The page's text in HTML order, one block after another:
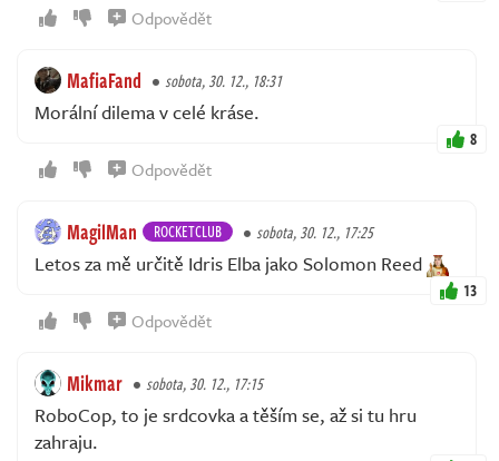
Odpovědět
MafiaFand sobota, 30. 12., 18:31
Morální dilema v celé kráse.
8
Odpovědět
MagilMan ROCKETCLUB sobota, 30. 12., 17:25
Letos za mě určitě Idris Elba jako Solomon Reed
13
Odpovědět
Mikmar sobota, 30. 12., 17:15
RoboCop, to je srdcovka a těším se, až si tu hru
zahraju.